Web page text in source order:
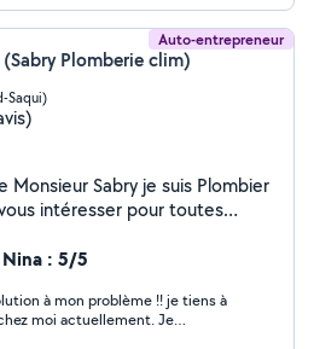
Auto-entrepreneur
(Sabry Plomberie clim)
Saqui)
Monsieur Sabry je suis Plombier
intéresser pour toutes
plomberie Facture
: 5/5
à mon problème !! je tiens à
moi actuellement. Je